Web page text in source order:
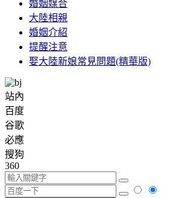
婚姻媒合
大陸相親
婚姻介紹
提醒注意
娶大陸新娘常見問題(精華版)
站內
百度
谷歌
必應
搜狗
360